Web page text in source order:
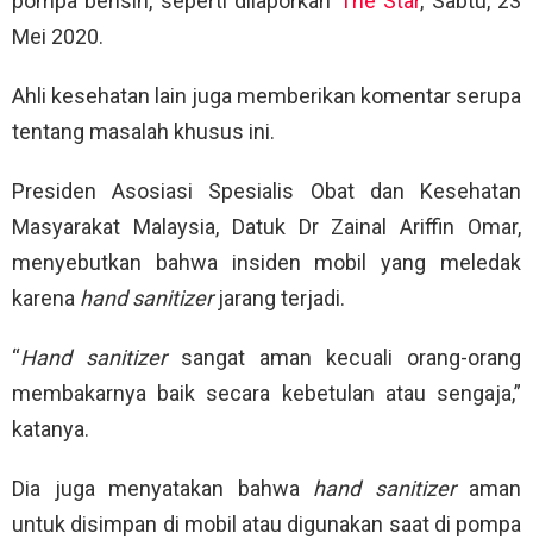
Mei 2020.
Ahli kesehatan lain juga memberikan komentar serupa
tentang masalah khusus ini.
Presiden Asosiasi Spesialis Obat dan Kesehatan
Masyarakat Malaysia, Datuk Dr Zainal Ariffin Omar,
menyebutkan bahwa insiden mobil yang meledak
karena hand sanitizerjarang terjadi.
“Handsanitizersangat aman kecuali orang-orang
membakarnya baik secara kebetulan atau sengaja,”
katanya.
Dia juga menyatakan bahwa hand sanitizeraman
untuk disimpan di mobil atau digunakan saat di pompa